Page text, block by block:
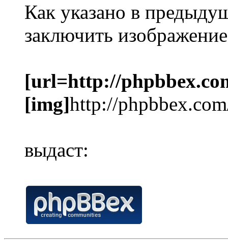
Как указано в
заключить
[url=http://
[img]http://
выдаст: